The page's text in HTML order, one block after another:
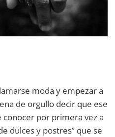
moda y empezar a
de orgullo decir que ese
por primera vez a
dulces y postres” que se